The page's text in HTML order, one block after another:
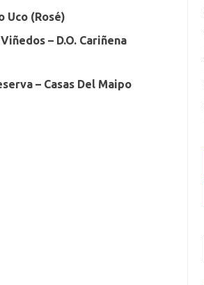
Uco (Rosé)
– D.O. Cariñena
– Casas Del Maipo